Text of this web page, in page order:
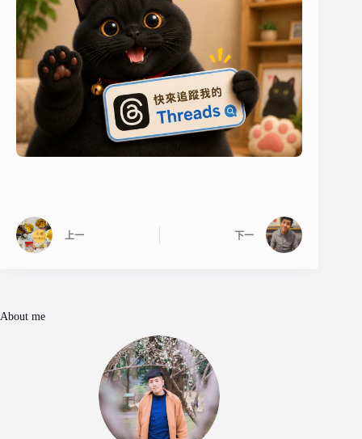
上一 下一
About me